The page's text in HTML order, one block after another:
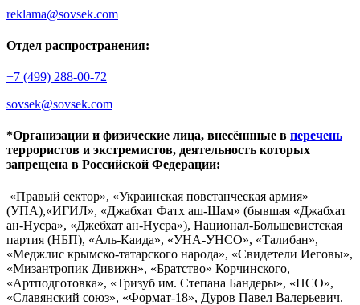
reklama@sovsek.com
Отдел распространения:
+7 (499) 288-00-72
sovsek@sovsek.com
*Организации и физические лица, внесённные в перечень
террористов и экстремистов, деятельность которых
запрещена в Российской Федерации:
«Правый сектор», «Украинская повстанческая армия»
(УПА),«ИГИЛ», «Джабхат Фатх аш-Шам» (бывшая «Джабхат
ан-Нусра», «Джебхат ан-Нусра»), Национал-Большевистская
партия (НБП), «Аль-Каида», «УНА-УНСО», «Талибан»,
«Меджлис крымско-татарского народа», «Свидетели Иеговы»,
«Мизантропик Дивижн», «Братство» Корчинского,
«Артподготовка», «Тризуб им. Степана Бандеры», «НСО»,
«Славянский союз», «Формат-18», Дуров Павел Валерьевич.